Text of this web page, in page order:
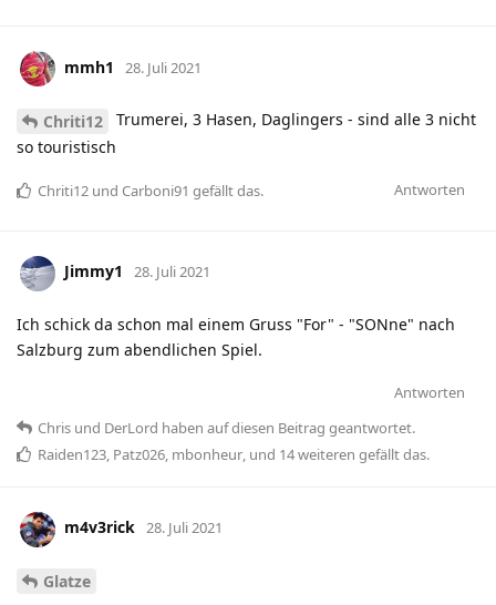
mmh1 28. Juli 2021
Chriti12
Trumerei, 3 Hasen, Daglingers - sind alle 3 nicht
so touristisch
Antworten
Chriti12 und Carboni91 gefällt das.
Jimmy1 28. Juli 2021
Ich schick da schon mal einem Gruss "For" - "SONne" nach
Salzburg zum abendlichen Spiel.
Antworten
Chris und DerLord haben auf diesen Beitrag geantwortet.
Raiden123, Patz026, mbonheur, und 14weiteren gefällt das.
m4v3rick 28. Juli 2021
Glatze